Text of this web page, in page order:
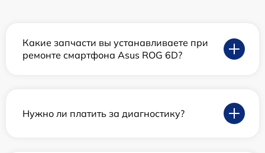
Какие запчасти вы устанавливаете при
ремонте смартфона Asus ROG 6D?
Нужно ли платить за диагностику?